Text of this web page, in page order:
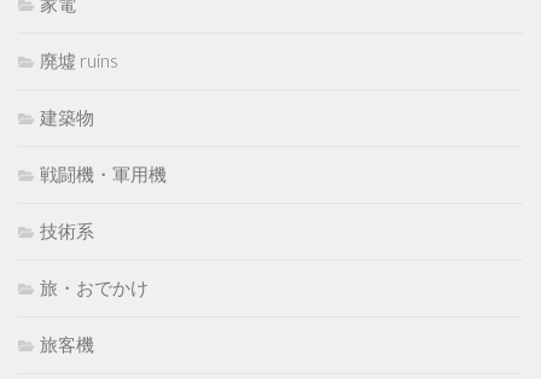
廃墟 ruins
建築物
戦闘機・軍用機
技術系
旅・おでかけ
旅客機